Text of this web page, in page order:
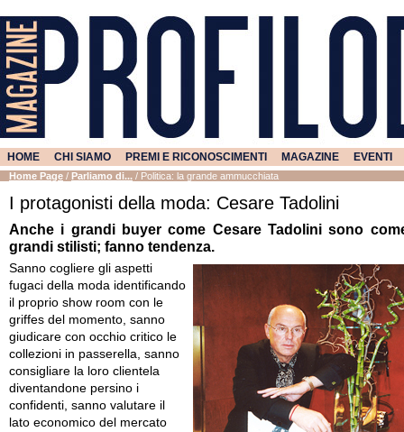
HOME CHI SIAMO PREMI E RICONOSCIMENTI MAGAZINE EVENTI
Home Page / Parliamo di... / Politica: la grande ammucchiata
I protagonisti della moda: Cesare Tadolini
Anche i grandi buyer come Cesare Tadolini sono
grandi stilisti; fanno tendenza.
Sanno cogliere gli aspetti
fugaci della moda identificando
il proprio show room con le
griffes del momento, sanno
giudicare con occhio critico le
collezioni in passerella, sanno
consigliare la loro clientela
diventandone persino i
confidenti, sanno valutare il
lato economico del mercato